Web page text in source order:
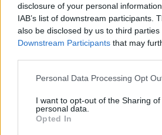
disclosure of your personal
IAB’s list of downstream participants.
also be disclosed by us to third parties
Downstream Participants that may
Personal Data Processing Opt
I want to opt-out of the Sharing of
personal data.
Opted In
Ακόμη επτά νέες ταινίες
αυτή την εβδομάδα στις